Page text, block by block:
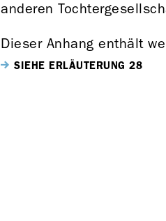
anderen
Dieser Anhang enthält
SIEHE ERLÄUTERUNG 28